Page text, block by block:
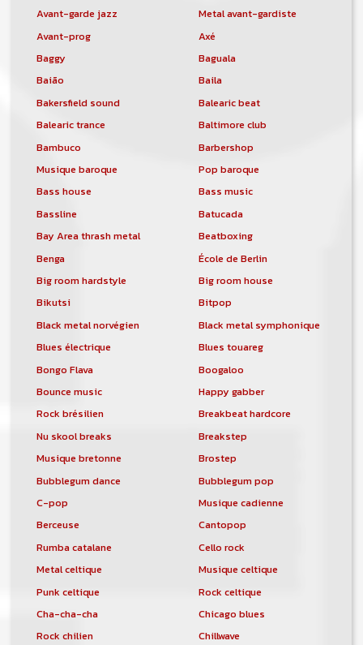
Avant-garde jazz
Metal avant-gardiste
Avant-prog
Axé
Baggy
Baguala
Baião
Baila
Bakersfield sound
Balearic beat
Balearic trance
Baltimore club
Bambuco
Barbershop
Musique baroque
Pop baroque
Bass house
Bass music
Bassline
Batucada
Bay Area thrash metal
Beatboxing
Benga
École de Berlin
Big room hardstyle
Big room house
Bikutsi
Bitpop
Black metal norvégien
Black metal symphonique
Blues électrique
Blues touareg
Bongo Flava
Boogaloo
Bounce music
Happy gabber
Rock brésilien
Breakbeat hardcore
Nu skool breaks
Breakstep
Musique bretonne
Brostep
Bubblegum dance
Bubblegum pop
C-pop
Musique cadienne
Berceuse
Cantopop
Rumba catalane
Cello rock
Metal celtique
Musique celtique
Punk celtique
Rock celtique
Cha-cha-cha
Chicago blues
Rock chilien
Chillwave